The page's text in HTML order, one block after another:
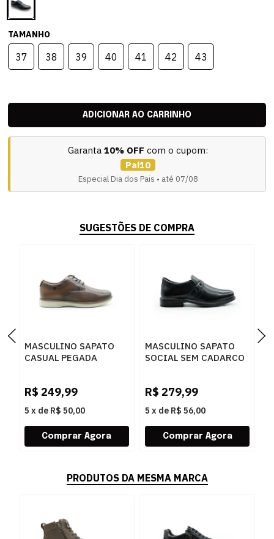
TAMANHO
37 38 39 40 41 42 43
Garanta 10% OFF com o cupom:
Pai10
Especial Dia dos Pais • até 07/08
SUGESTÕES DE COMPRA
MASCULINO SAPATO
CASUAL PEGADA
CONHAQUE
R$ 249,99
5 x de R$ 50,00
MASCULINO SAPATO
SOCIAL SEM CADARCO
R$ 279,99
5 x de R$ 56,00
PRODUTOS DA MESMA MARCA